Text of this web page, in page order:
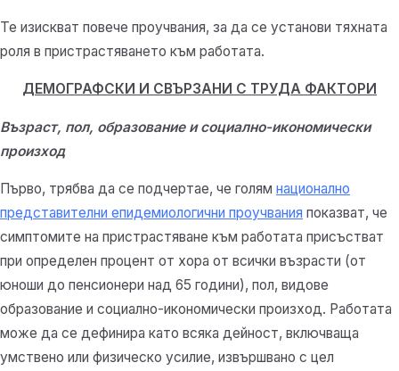
Те изискват повече проучвания, за да се установи тяхната
роля в пристрастяването към работата.
ДЕМОГРАФСКИ И СВЪРЗАНИ С ТРУДА ФАКТОРИ
Възраст, пол, образование и социално-икономически
произход
Първо, трябва да се подчертае, че голям национално
представителни епидемиологични проучвания показват, че
симптомите на пристрастяване към работата присъстват
при определен процент от хора от всички възрасти (от
юноши до пенсионери над 65 години), пол, видове
образование и социално-икономически произход. Работата
може да се дефинира като всяка дейност, включваща
умствено или физическо усилие, извършвано с цел